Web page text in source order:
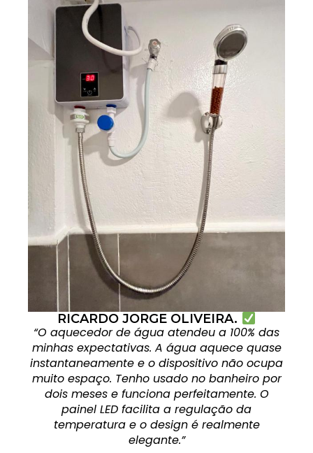
RICARDO JORGE OLIVEIRA.
“O aquecedor de água atendeu a 100% das
minhas expectativas. A água aquece quase
instantaneamente e o dispositivo não ocupa
muito espaço. Tenho usado no banheiro por
dois meses e funciona perfeitamente. O
painel LED facilita a regulação da
temperatura e o design é realmente
elegante.”